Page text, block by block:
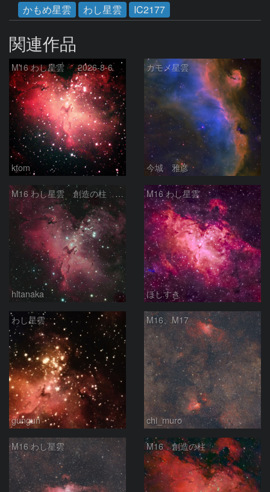
かもめ星雲
わし星雲 IC2177
関連作品
M16 わし星雲 2026-8-6
ktom
カモメ星雲
今城 雅彦
M16 わし星雲 創造の柱 へび座
hltanaka
M16 わし星雲
ほしすき
わし星雲
gungun
M16、M17
chi_muro
M16 わし星雲 M16 創造の柱